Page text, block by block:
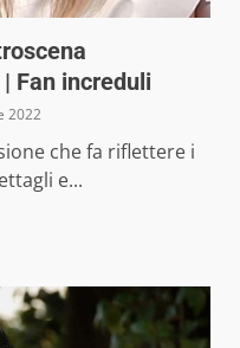
Fan increduli
2022
che fa riflettere i
e...